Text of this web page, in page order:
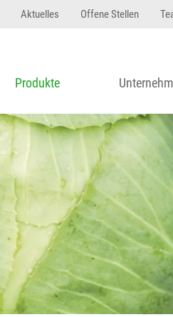
Aktuelles Offene Stellen
Produkte